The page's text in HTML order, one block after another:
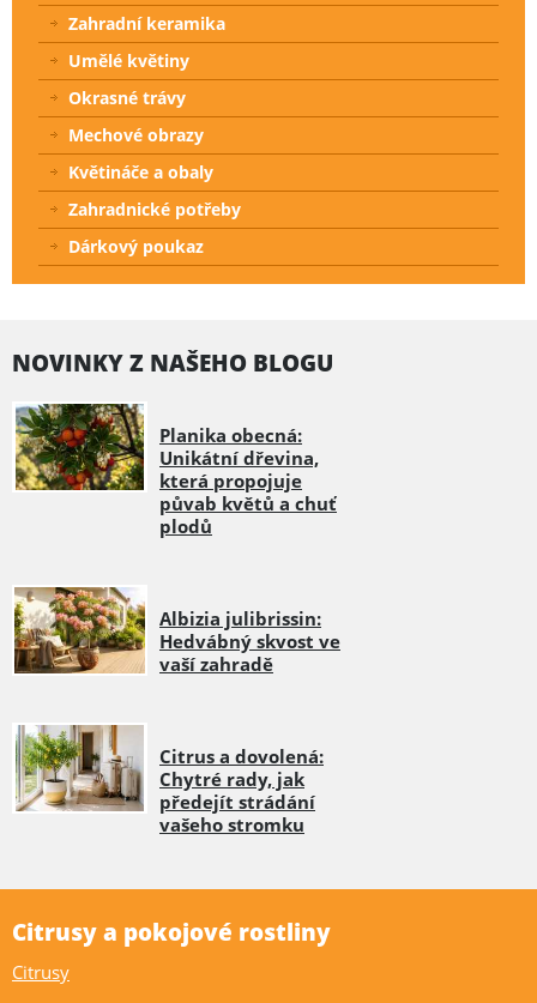
Zahradní keramika
Umělé květiny
Okrasné trávy
Mechové obrazy
Květináče a obaly
Zahradnické potřeby
Dárkový poukaz
NOVINKY Z NAŠEHO BLOGU
Planika obecná:
Unikátní dřevina,
která propojuje
půvab květů a chuť
plodů
Albizia julibrissin:
Hedvábný skvost ve
vaší zahradě
Citrus a dovolená:
Chytré rady, jak
předejít strádání
vašeho stromku
Citrusy a pokojové rostliny
Citrusy